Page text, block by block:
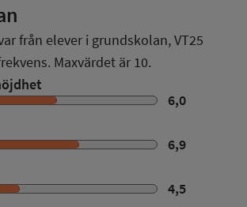
från elever i grundskolan,VT25
Maxvärdet är 10.
6,0
6,9
4,5